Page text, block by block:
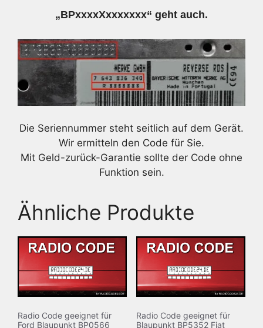
„BPxxxxXxxxxxxx“ geht auch.
Die Seriennummer steht seitlich auf dem Gerät.
Wir ermitteln den Code für Sie.
Mit Geld-zurück-Garantie sollte der Code ohne
Funktion sein.
Ähnliche Produkte
Radio Code geeignet für
Ford Blaupunkt BP0566
Radio Code geeignet für
Blaupunkt BP5352 Fiat